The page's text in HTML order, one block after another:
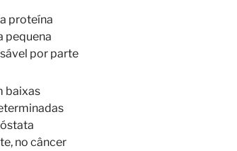
proteína
pequena
por parte
baixas
no câncer